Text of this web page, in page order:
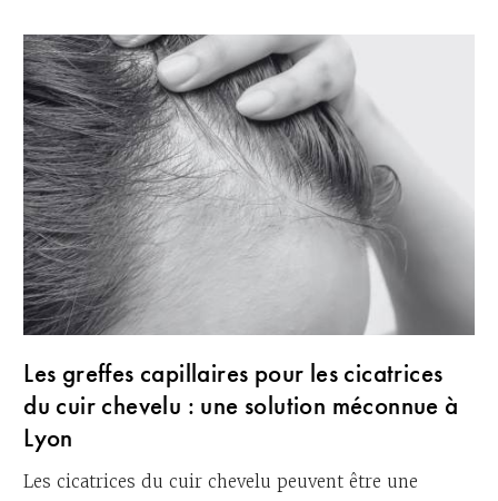
Les greffes capillaires pour les cicatrices
du cuir chevelu : une solution méconnue à
Lyon
Les cicatrices du cuir chevelu peuvent être une